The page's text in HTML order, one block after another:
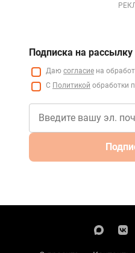
Подписка на рассылку
Даю согласие на
С Политикой обработки